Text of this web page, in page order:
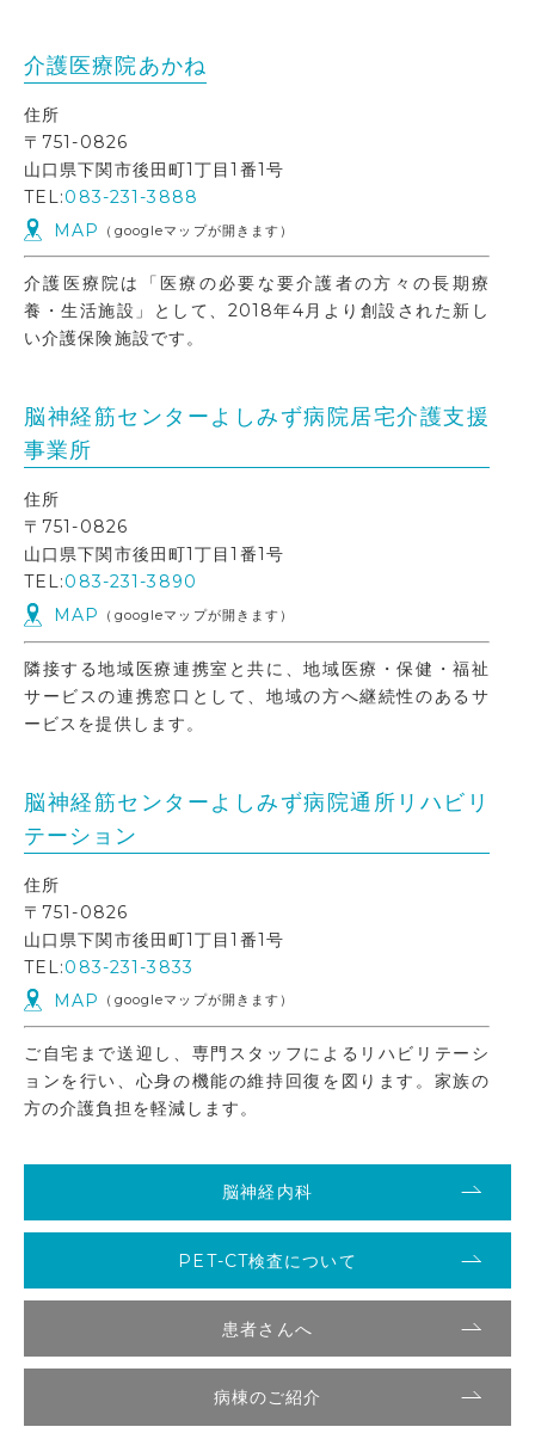
脳神経内科
PET-CT検査について
患者さんへ
病棟のご紹介
介護医療院あかね
住所
〒751-0826
山口県下関市後田町1丁目1番1号
TEL:083-231-3888
MAP
（googleマップが開きます）
介護医療院は「医療の必要な要介護者の方々の長期療
養・生活施設」として、2018年4月より創設された新し
い介護保険施設です。
脳神経筋センターよしみず病院居宅介護支援
事業所
住所
〒751-0826
山口県下関市後田町1丁目1番1号
TEL:083-231-3890
MAP
（googleマップが開きます）
隣接する地域医療連携室と共に、地域医療・保健・福祉
サービスの連携窓口として、地域の方へ継続性のあるサ
ービスを提供します。
脳神経筋センターよしみず病院通所リハビリ
テーション
住所
〒751-0826
山口県下関市後田町1丁目1番1号
TEL:083-231-3833
MAP
（googleマップが開きます）
ご自宅まで送迎し、専門スタッフによるリハビリテーシ
ョンを行い、心身の機能の維持回復を図ります。家族の
方の介護負担を軽減します。